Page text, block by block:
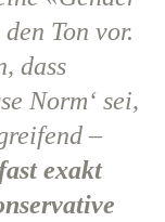
Ton vor.
dass
Norm‘ sei,
–
exakt